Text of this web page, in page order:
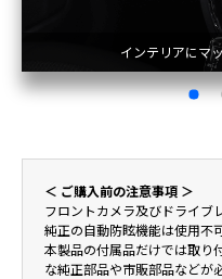
LEDインジ
＜ ご購入前の注意事項 ＞
フロントカメラ及びドライブ
純正の自動防眩機能は使用不
本製品の付属品だけでは取り
な純正部品や市販部品などが